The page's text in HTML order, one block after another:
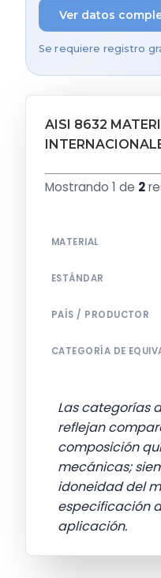
Ver datos
Se requiere registro
AISI 8632
Mostrando 1 de 2
MATERIAL
ESTÁNDAR
PAÍS / PRODUCTOR
CATEGORÍA DE
Las categorías
reflejan
composición
mecánicas;
idoneidad del
especificación
aplicación.